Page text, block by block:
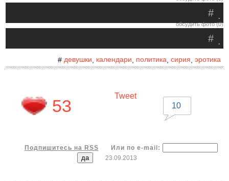
.
#
обсудить фото (0)
.
#
# девушки календари политика, сирия эротика
53
Tweet
10
Подпишитесь на RSS
Или по e-mail:
23.09.2013